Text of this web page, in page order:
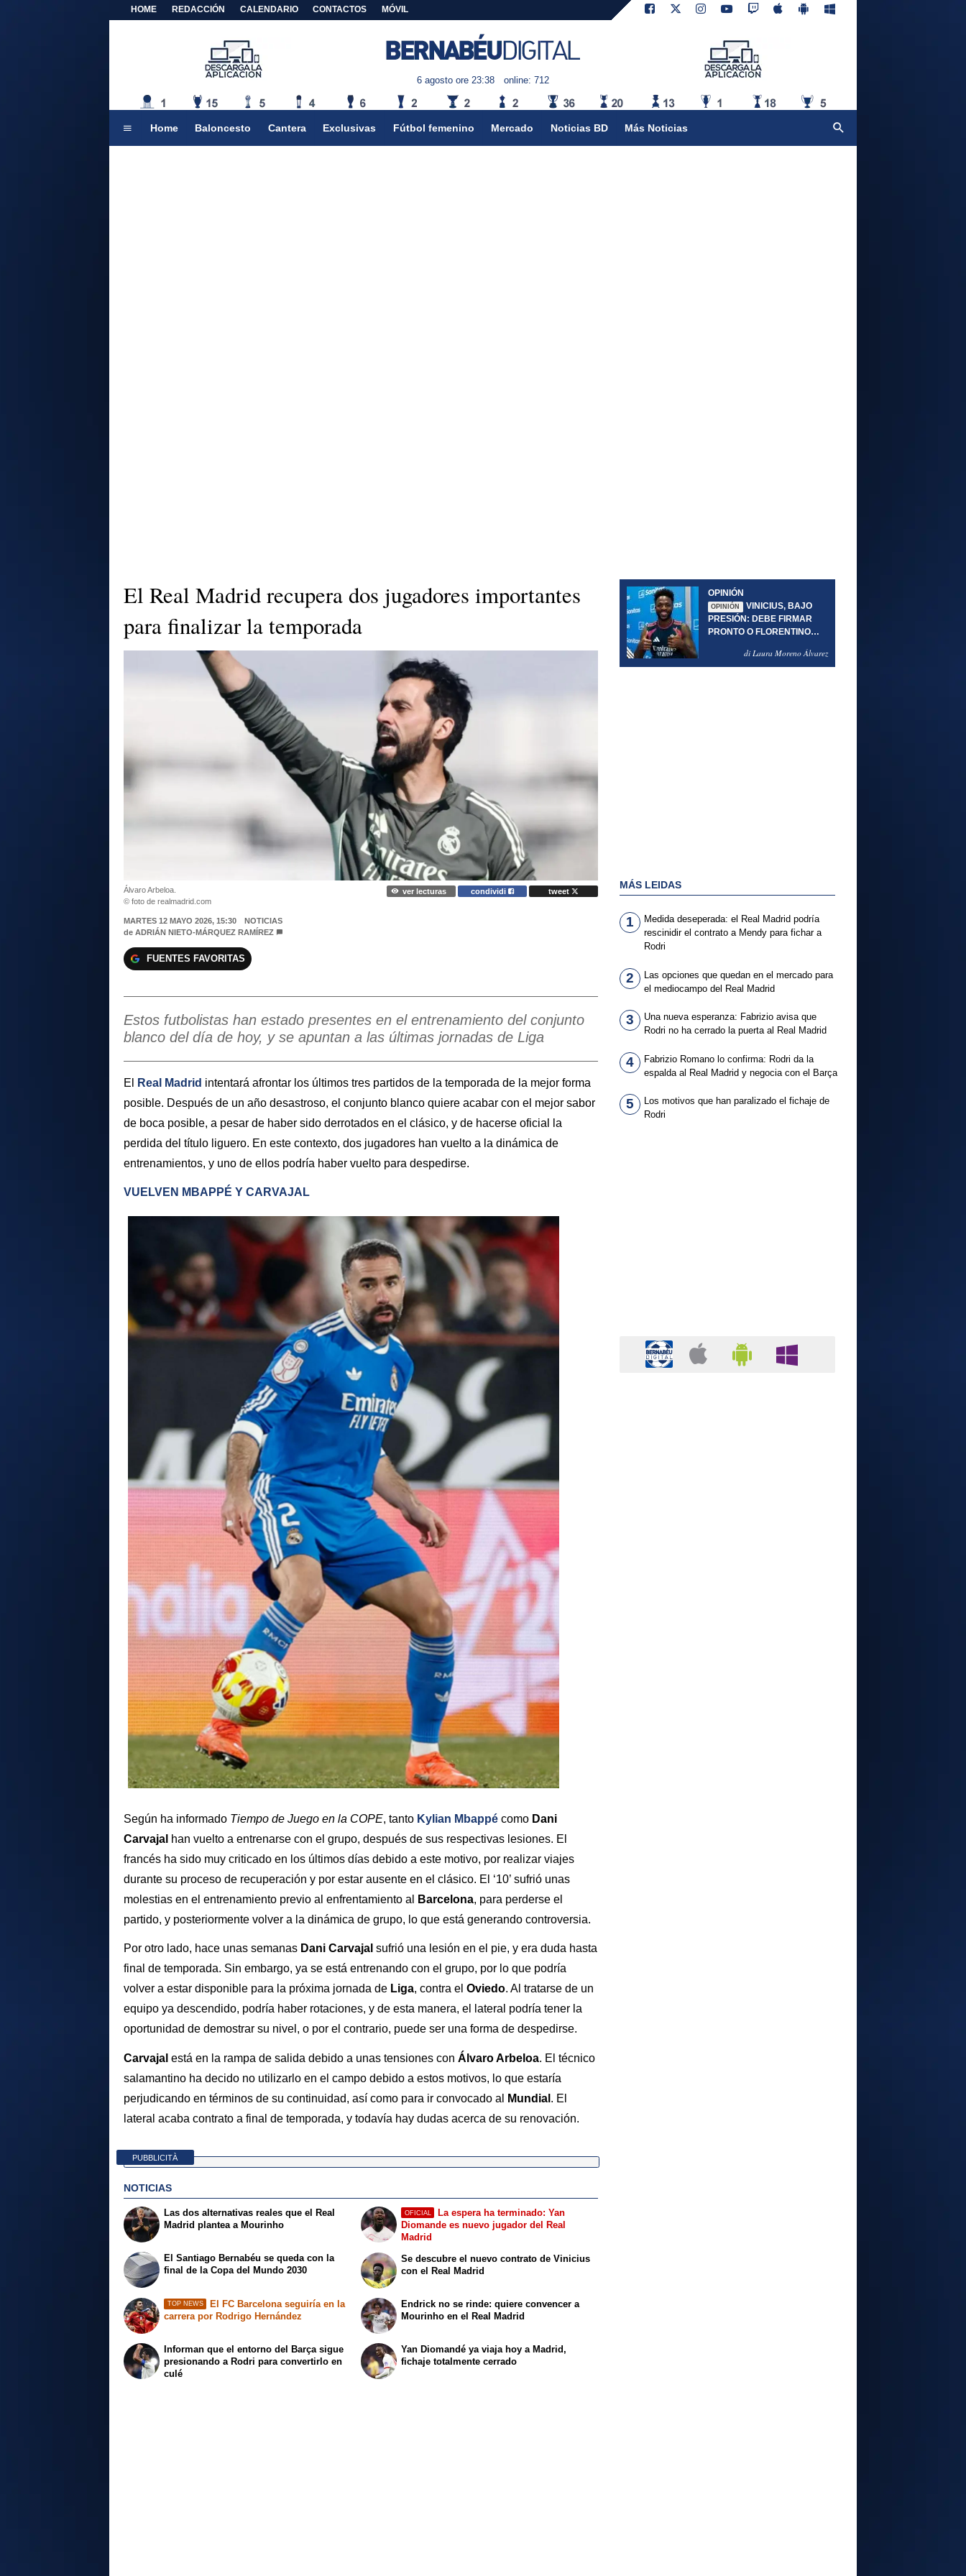
HOME REDACCIÓN CALENDARIO CONTACTOS MÓVIL
6 agosto ore 23:38 online: 712
Home Baloncesto Cantera Exclusivas Fútbol femenino Mercado Noticias BD Más Noticias
El Real Madrid recupera dos jugadores importantes
para finalizar la temporada
Álvaro Arbeloa.
© foto de realmadrid.com
ver lecturas condividi tweet
MARTES 12 MAYO 2026, 15:30
NOTICIAS
de ADRIÁN NIETO-MÁRQUEZ RAMÍREZ
FUENTES FAVORITAS
Estos futbolistas han estado presentes en el entrenamiento del conjunto
blanco del día de hoy, y se apuntan a las últimas jornadas de Liga
El Real Madrid intentará afrontar los últimos tres partidos de la temporada de la mejor forma
posible. Después de un año desastroso, el conjunto blanco quiere acabar con el mejor sabor
de boca posible, a pesar de haber sido derrotados en el clásico, y de hacerse oficial la
perdida del título liguero. En este contexto, dos jugadores han vuelto a la dinámica de
entrenamientos, y uno de ellos podría haber vuelto para despedirse.
VUELVEN MBAPPÉ Y CARVAJAL
Según ha informado Tiempo de Juego en la COPE, tanto Kylian Mbappé como Dani
Carvajal han vuelto a entrenarse con el grupo, después de sus respectivas lesiones. El
francés ha sido muy criticado en los últimos días debido a este motivo, por realizar viajes
durante su proceso de recuperación y por estar ausente en el clásico. El ‘10’ sufrió unas
molestias en el entrenamiento previo al enfrentamiento al
Barcelona, para perderse el
partido, y posteriormente volver a la dinámica de grupo, lo que está generando controversia.
Por otro lado, hace unas semanas Dani Carvajal sufrió una lesión en el pie, y era duda hasta
final de temporada. Sin embargo, ya se está entrenando con el grupo, por lo que podría
volver a estar disponible para la próxima jornada de Liga, contra el Oviedo. Al tratarse de un
equipo ya descendido, podría haber rotaciones, y de esta manera, el lateral podría tener la
oportunidad de demostrar su nivel, o por el contrario, puede ser una forma de despedirse.
Carvajal está en la rampa de salida debido a unas tensiones con Álvaro Arbeloa. El técnico
salamantino ha decido no utilizarlo en el campo debido a estos motivos, lo que estaría
perjudicando en términos de su continuidad, así como para ir convocado al
Mundial . El
lateral acaba contrato a final de temporada, y todavía hay dudas acerca de su renovación.
PUBBLICITÀ
NOTICIAS
Las dos alternativas reales que el Real
Madrid plantea a Mourinho
El Santiago Bernabéu se queda con la
final de la Copa del Mundo 2030
OFICIAL
La espera ha terminado: Yan
Diomande es nuevo jugador del Real
Madrid
Se descubre el nuevo contrato de Vinicius
con el Real Madrid
TOP NEWS
El FC Barcelona seguiría en la
carrera por Rodrigo Hernández
Informan que el entorno del Barça sigue
presionando a Rodri para convertirlo en
culé
Endrick no se rinde: quiere convencer a
Mourinho en el Real Madrid
Yan Diomandé ya viaja hoy a Madrid,
fichaje totalmente cerrado
OPINIÓN
OPINIÓN
VINICIUS, BAJO
PRESIÓN: DEBE FIRMAR
PRONTO O FLORENTINO
di Laura Moreno Álvarez
MÁS LEIDAS
1
Medida deseperada: el Real Madrid podría
rescinidir el contrato a Mendy para fichar a
Rodri
2
Las opciones que quedan en el mercado para
el mediocampo del Real Madrid
3
Una nueva esperanza: Fabrizio avisa que
Rodri no ha cerrado la puerta al Real Madrid
4
Fabrizio Romano lo confirma: Rodri da la
espalda al Real Madrid y negocia con el Barça
5
Los motivos que han paralizado el fichaje de
Rodri